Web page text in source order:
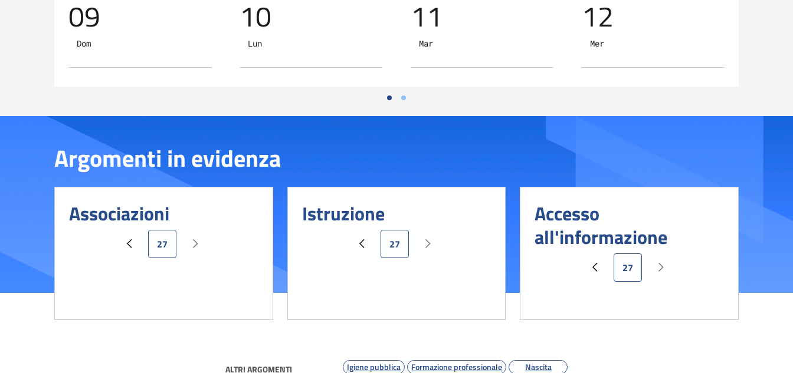
09
Dom
10
Lun
11
Mar
12
Mer
Argomenti in evidenza
Associazioni
Pagina precedente
Pagina attuale
27
Pagina successiva
Istruzione
Pagina precedente
Pagina attuale
27
Pagina successiva
Accesso
all'informazione
Pagina precedente
Pagina attuale
27
Pagina successiva
ALTRI ARGOMENTI Igiene pubblica Formazione professionale
Nascita